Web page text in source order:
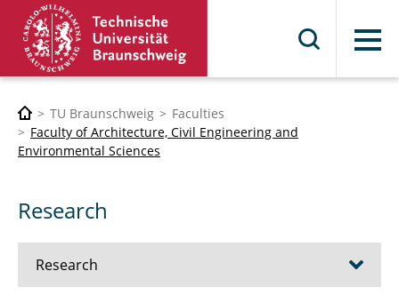
Menu
TU Braunschweig
Faculties
Faculty of Architecture, Civil Engineering and
Environmental Sciences
Research
Research